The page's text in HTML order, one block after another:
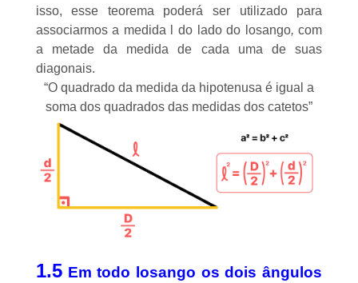
isso, esse teorema poderá ser utilizado para
associarmos a medida l do lado do losango,com
a metade da medida de cada uma de suas
diagonais.
“O quadrado da medida da hipotenusa é igual a
soma dos quadrados das medidas dos catetos”
1.5Em todo losango os dois ângulos